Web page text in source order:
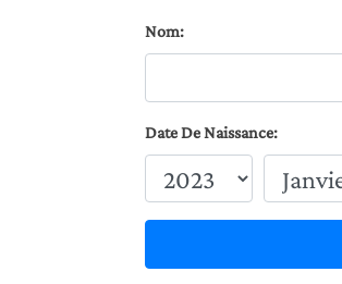
Nom:
Date De Naissance: